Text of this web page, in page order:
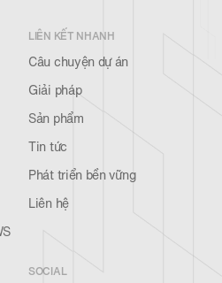
LIÊN KẾT NHANH
Câu chuyện dự án
Giải pháp
Sản phẩm
Tin tức
Phát triển bền vững
Liên hệ
SOCIAL